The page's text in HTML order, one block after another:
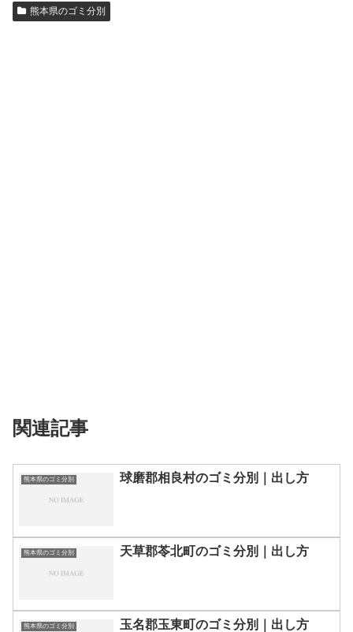
熊本県のゴミ分別
関連記事
熊本県のゴミ分別 球磨郡相良村のゴミ分別｜出し方
熊本県のゴミ分別 天草郡苓北町のゴミ分別｜出し方
熊本県のゴミ分別 玉名郡玉東町のゴミ分別｜出し方